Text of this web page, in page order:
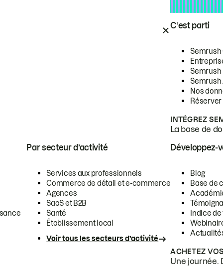
C’est parti
Semrush
Semrush
Semrush
Nos
INTÉGREZ
La base de
Par secteur d’activité
Services aux professionnels
Commerce de détail et e-commerce
Agences
SaaS et B2B
Santé
Établissement local
Voir tous les secteurs d’activité
Développez-
Blog
Base de
Indice
ACHETEZ
Une journée.